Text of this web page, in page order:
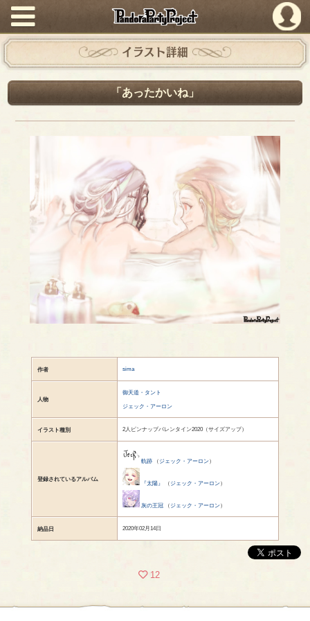
PandoraPartyProject
イラスト詳細
「あったかいね」
作者 sima
人物
御天道・タント
ジェック・アーロン
イラスト種別 2人ピンナップバレンタイン2020（サイズアップ）
登録されているアルバム
軌跡（ ジェック・アーロン）
『太陽』 （ ジェック・アーロン）
灰の王冠（ ジェック・アーロン）
納品日 2020年02月14日
12